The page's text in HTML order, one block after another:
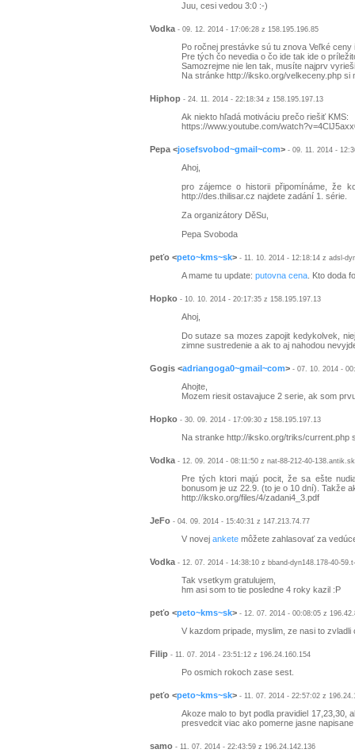
Juu, cesi vedou 3:0 :-)
Vodka - 09. 12. 2014 - 17:06:28 z 158.195.196.85
Po ročnej prestávke sú tu znova Veľké ceny
Pre tých čo nevedia o čo ide tak ide o
Samozrejme nie len tak, musíte najprv
Na stránke http://iksko.org/velkeceny.php si
Hiphop - 24. 11. 2014 - 22:18:34 z 158.195.197.13
Ak niekto hľadá motiváciu prečo riešiť KMS:
https://www.youtube.com/
Pepa<josefsvobod~gmail~com>- 09. 11. 2014 -
Ahoj,
pro zájemce o historii připomínáme, že
http://des.thilisar.cz najdete zadání 1. série.
Za organizátory DěSu,
Pepa Svoboda
peťo<peto~kms~sk>- 11. 10. 2014 - 12:18:14 z adsl-
A mame tu update: putovna cena. Kto doda
Hopko - 10. 10. 2014 - 20:17:35 z 158.195.197.13
Ahoj,
Do sutaze sa mozes zapojit kedykolvek,
zimne sustredenie a ak to aj nahodou
Gogis<adriangoga0~gmail~com>- 07. 10. 2014 -
Ahojte,
Mozem riesit ostavajuce 2 serie, ak som
Hopko - 30. 09. 2014 - 17:09:30 z 158.195.197.13
Na stranke http://iksko.org/triks/current.php
Vodka - 12. 09. 2014 - 08:11:50 z nat-88-212-40-138.antik.sk
Pre tých ktori majú pocit, že sa ešte
bonusom je uz 22.9. (to je o 10 dní). Takže
http://iksko.org/files/4/zadani4_3.pdf
JeFo - 04. 09. 2014 - 15:40:31 z 147.213.74.77
V novej anketemôžete zahlasovať za
Vodka - 12. 07. 2014 - 14:38:10 z bband-dyn148.178-40-
Tak vsetkym gratulujem,
hm asi som to tie posledne 4 roky kazil :P
peťo<peto~kms~sk>- 12. 07. 2014 - 00:08:05 z
V kazdom pripade, myslim, ze nasi to
Filip - 11. 07. 2014 - 23:51:12 z 196.24.160.154
Po osmich rokoch zase sest.
peťo<peto~kms~sk>- 11. 07. 2014 - 22:57:02 z
Akoze malo to byt podla pravidiel 17,23,30,
presvedcit viac ako pomerne jasne
samo - 11. 07. 2014 - 22:43:59 z 196.24.142.136